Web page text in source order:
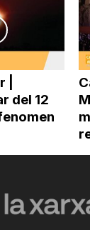
del 12